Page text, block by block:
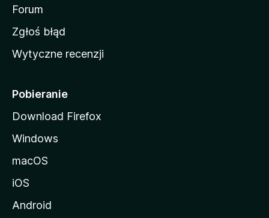
o
z
l
i
Forum
Zgłoś błąd
Wytyczne recenzji
Pobieranie
Download Firefox
Windows
macOS
iOS
Android